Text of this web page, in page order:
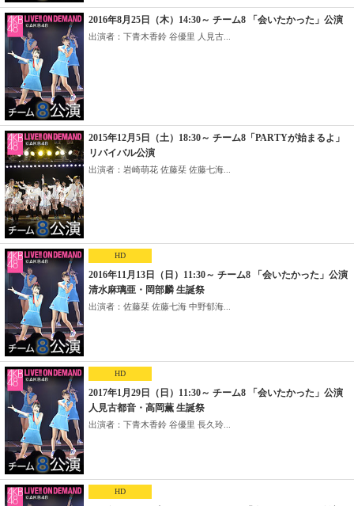
2016年8月25日（木）14:30～ チーム8 「会いたかった」公演
出演者：下青木香鈴 谷優里 人見古...
2015年12月5日（土）18:30～ チーム8「PARTYが始まるよ」
リバイバル公演
出演者：岩崎萌花 佐藤栞 佐藤七海...
HD
2016年11月13日（日）11:30～ チーム8 「会いたかった」公演
清水麻璃亜・岡部麟 生誕祭
出演者：佐藤栞 佐藤七海 中野郁海...
HD
2017年1月29日（日）11:30～ チーム8 「会いたかった」公演
人見古都音・高岡薫 生誕祭
出演者：下青木香鈴 谷優里 長久玲...
HD